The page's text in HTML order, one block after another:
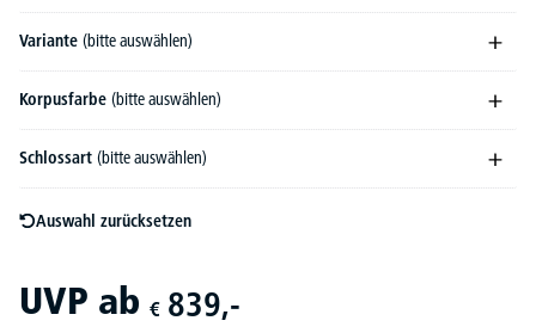
Variante (bitte auswählen)
Korpusfarbe (bitte auswählen)
Schlossart (bitte auswählen)
Auswahl zurücksetzen
UVP ab € 839,-